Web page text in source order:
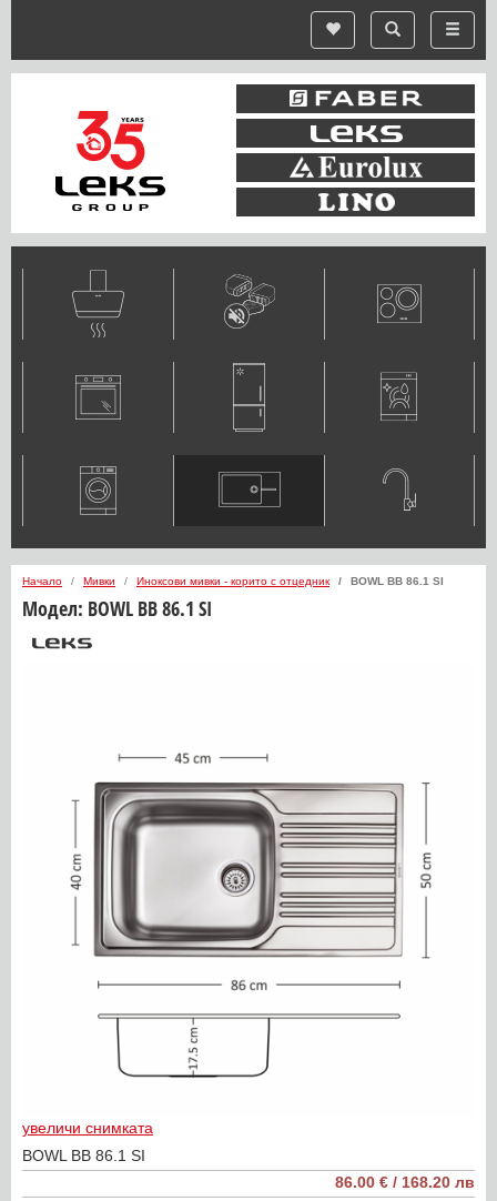
Начало Мивки Иноксови мивки - корито с отцедник BOWL BB 86.1 SI
Модел: BOWL BB 86.1 SI
увеличи снимката
BOWL BB 86.1 SI
86.00 € / 168.20 лв